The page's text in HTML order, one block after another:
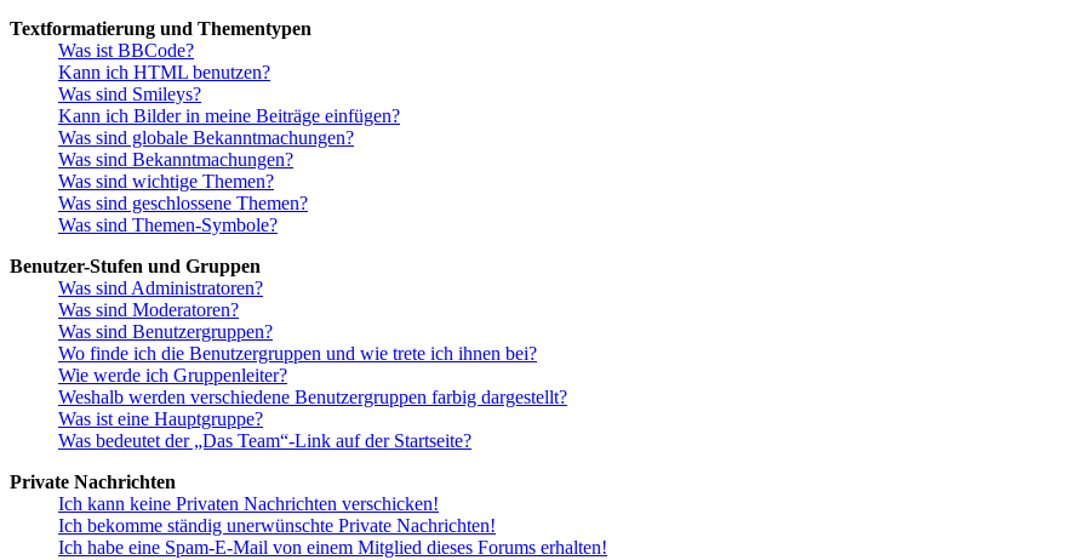
Textformatierung und Thementypen
Was ist BBCode?
Kann ich HTML benutzen?
Was sind Smileys?
Kann ich Bilder in meine Beiträge einfügen?
Was sind globale Bekanntmachungen?
Was sind Bekanntmachungen?
Was sind wichtige Themen?
Was sind geschlossene Themen?
Was sind Themen-Symbole?
Benutzer-Stufen und Gruppen
Was sind Administratoren?
Was sind Moderatoren?
Was sind Benutzergruppen?
Wo finde ich die Benutzergruppen und wie trete ich ihnen bei?
Wie werde ich Gruppenleiter?
Weshalb werden verschiedene Benutzergruppen farbig dargestellt?
Was ist eine Hauptgruppe?
Was bedeutet der „Das Team“-Link auf der Startseite?
Private Nachrichten
Ich kann keine Privaten Nachrichten verschicken!
Ich bekomme ständig unerwünschte Private Nachrichten!
Ich habe eine Spam-E-Mail von einem Mitglied dieses Forums erhalten!